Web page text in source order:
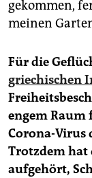
gekommen,
meinen
Für die
griechischen
engem Raum
Corona-Virus
Trotzdem hat
aufgehört,